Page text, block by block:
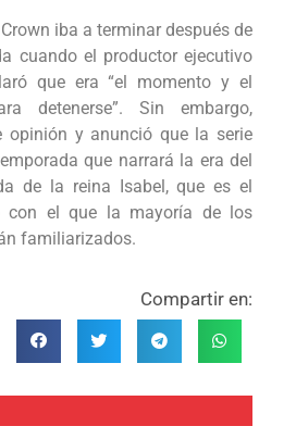
iba a terminar después de
cuando el productor ejecutivo
que era “el momento y el
detenerse”. Sin embargo,
opinión y anunció que la serie
que narrará la era del
de la reina Isabel, que es el
con el que la mayoría de los
familiarizados.
Compartir en: